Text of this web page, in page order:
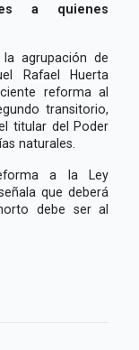
a quienes
agrupación de
Rafael Huerta
reforma al
transitorio,
titular del Poder
naturales.
a la Ley
que deberá
debe ser al